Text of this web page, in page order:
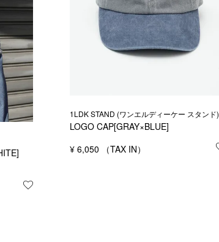
1LDK STAND (ワンエルディーケー スタンド)
LOGO CAP[GRAY×BLUE]
¥ 6,050